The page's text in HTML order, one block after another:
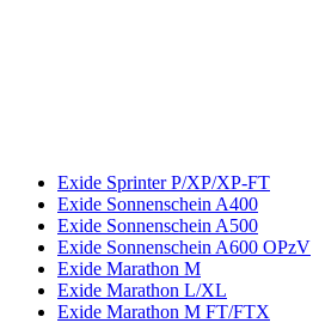
Exide Sprinter P/XP/XP-FT
Exide Sonnenschein A400
Exide Sonnenschein A500
Exide Sonnenschein A600 OPzV
Exide Marathon M
Exide Marathon L/XL
Exide Marathon M FT/FTX